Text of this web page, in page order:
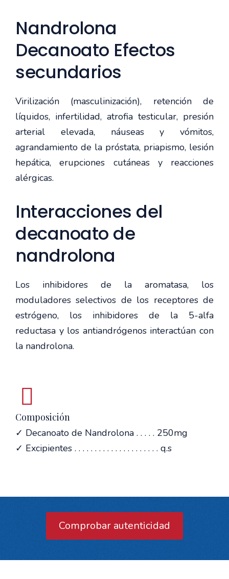
Nandrolona
Decanoato Efectos
secundarios
Virilización (masculinización), retención de
líquidos, infertilidad, atrofia testicular, presión
arterial elevada, náuseas y vómitos,
agrandamiento de la próstata, priapismo, lesión
hepática, erupciones cutáneas y reacciones
alérgicas.
Interacciones del
decanoato de
nandrolona
Los inhibidores de la aromatasa, los
moduladores selectivos de los receptores de
estrógeno, los inhibidores de la 5-alfa
reductasa y los antiandrógenos interactúan con
la nandrolona.
Composición
✓ Decanoato de Nandrolona . . . . . 250mg
✓ Excipientes . . . . . . . . . . . . . . . . . . . . . q.s
Comprobar autenticidad